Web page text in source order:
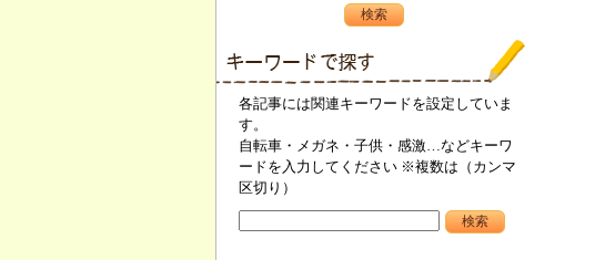
各記事には関連キーワードを設定していま
す。
自転車・メガネ・子供・感激…などキーワ
ードを入力してください ※複数は（カンマ
区切り）